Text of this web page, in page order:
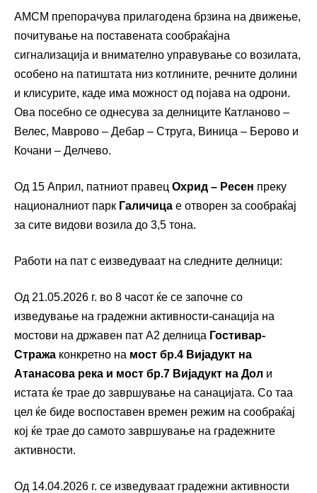
АМСМ препорачува прилагодена брзина на движење,
почитување на поставената сообраќајна
сигнализација и внимателно управување со возилата,
особено на патиштата низ котлините, речните долини
и клисурите, каде има можност од појава на одрони.
Ова посебно се однесува за делниците Катланово –
Велес, Маврово – Дебар – Струга, Виница – Берово и
Кочани – Делчево.
Од 15 Април, патниот правец Охрид – Ресен преку
националниот парк Галичица е отворен за сообраќај
за сите видови возила до 3,5 тона.
Работи на пат с еизведуваат на следните делници:
Од 21.05.2026 г. во 8 часот ќе се започне со
изведување на градежни активности-санација на
мостови на државен пат А2 делница Гостивар-
Стража конкретно на мост бр.4 Вијадукт на
Атанасова река и мост бр.7 Вијадукт на Дол и
истата ќе трае до завршување на санацијата. Со таа
цел ќе биде воспоставен времен режим на сообраќај
кој ќе трае до самото завршување на градежните
активности.
Од 14.04.2026 г. се изведуваат градежни активности